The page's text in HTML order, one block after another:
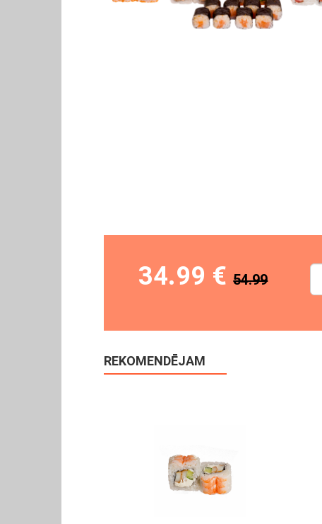
34.99 €54.99
REKOMENDĒJAM